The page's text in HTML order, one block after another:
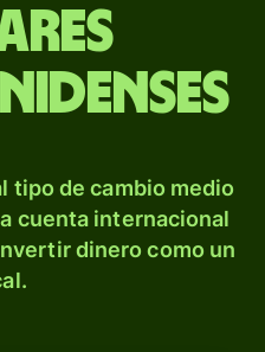
tipo de cambio medio
cuenta internacional
dinero como un